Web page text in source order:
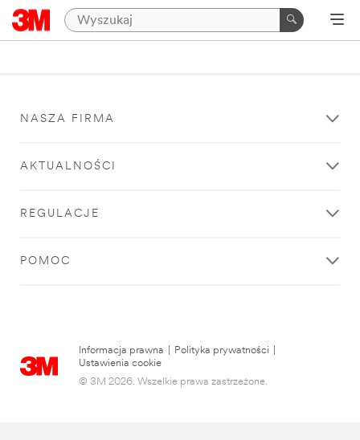
NASZA FIRMA
AKTUALNOŚCI
REGULACJE
POMOC
Informacja prawna Polityka prywatności
Ustawienia cookie
© 3M 2026. Wszelkie prawa zastrzeżone.